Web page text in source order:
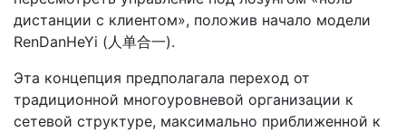
дистанции с клиентом», положив начало модели
RenDanHeYi (人单合一).
Эта концепция предполагала переход от
традиционной многоуровневой организации к
сетевой структуре, максимально приближенной к